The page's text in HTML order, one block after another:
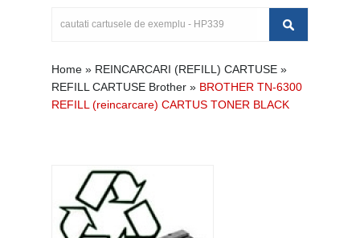
Home » REINCARCARI (REFILL) CARTUSE »
REFILL CARTUSE Brother » BROTHER TN-6300
REFILL (reincarcare) CARTUS TONER BLACK